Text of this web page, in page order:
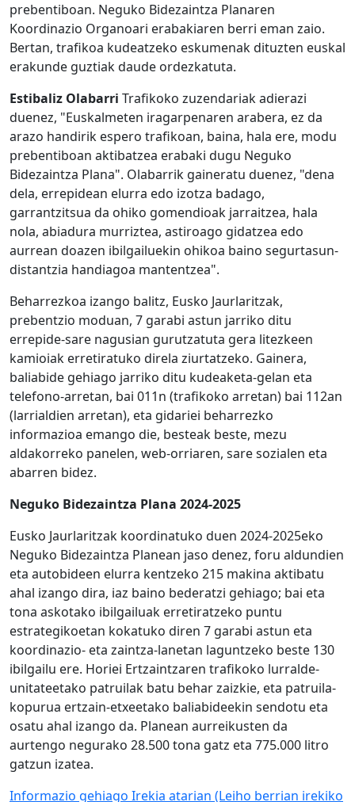
prebentiboan. Neguko Bidezaintza Planaren
Koordinazio Organoari erabakiaren berri eman zaio.
Bertan, trafikoa kudeatzeko eskumenak dituzten euskal
erakunde guztiak daude ordezkatuta.
Estibaliz Olabarri Trafikoko zuzendariak adierazi
duenez, "Euskalmeten iragarpenaren arabera, ez da
arazo handirik espero trafikoan, baina, hala ere, modu
prebentiboan aktibatzea erabaki dugu Neguko
Bidezaintza Plana". Olabarrik gaineratu duenez, "dena
dela, errepidean elurra edo izotza badago,
garrantzitsua da ohiko gomendioak jarraitzea, hala
nola, abiadura murriztea, astiroago gidatzea edo
aurrean doazen ibilgailuekin ohikoa baino segurtasun-
distantzia handiagoa mantentzea".
Beharrezkoa izango balitz, Eusko Jaurlaritzak,
prebentzio moduan, 7 garabi astun jarriko ditu
errepide-sare nagusian gurutzatuta gera litezkeen
kamioiak erretiratuko direla ziurtatzeko. Gainera,
baliabide gehiago jarriko ditu kudeaketa-gelan eta
telefono-arretan, bai 011n (trafikoko arretan) bai 112an
(larrialdien arretan), eta gidariei beharrezko
informazioa emango die, besteak beste, mezu
aldakorreko panelen, web-orriaren, sare sozialen eta
abarren bidez.
Neguko Bidezaintza Plana 2024-2025
Eusko Jaurlaritzak koordinatuko duen 2024-2025eko
Neguko Bidezaintza Planean jaso denez, foru aldundien
eta autobideen elurra kentzeko 215 makina aktibatu
ahal izango dira, iaz baino bederatzi gehiago; bai eta
tona askotako ibilgailuak erretiratzeko puntu
estrategikoetan kokatuko diren 7 garabi astun eta
koordinazio- eta zaintza-lanetan laguntzeko beste 130
ibilgailu ere. Horiei Ertzaintzaren trafikoko lurralde-
unitateetako patruilak batu behar zaizkie, eta patruila-
kopurua ertzain-etxeetako baliabideekin sendotu eta
osatu ahal izango da. Planean aurreikusten da
aurtengo negurako 28.500 tona gatz eta 775.000 litro
gatzun izatea.
Informazio gehiago Irekia atarian (Leiho berrian irekiko